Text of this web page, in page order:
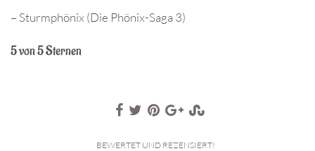
– Sturmphönix (Die Phönix-Saga 3)
5 von 5 Sternen
BEWERTET UND REZENSIERT!